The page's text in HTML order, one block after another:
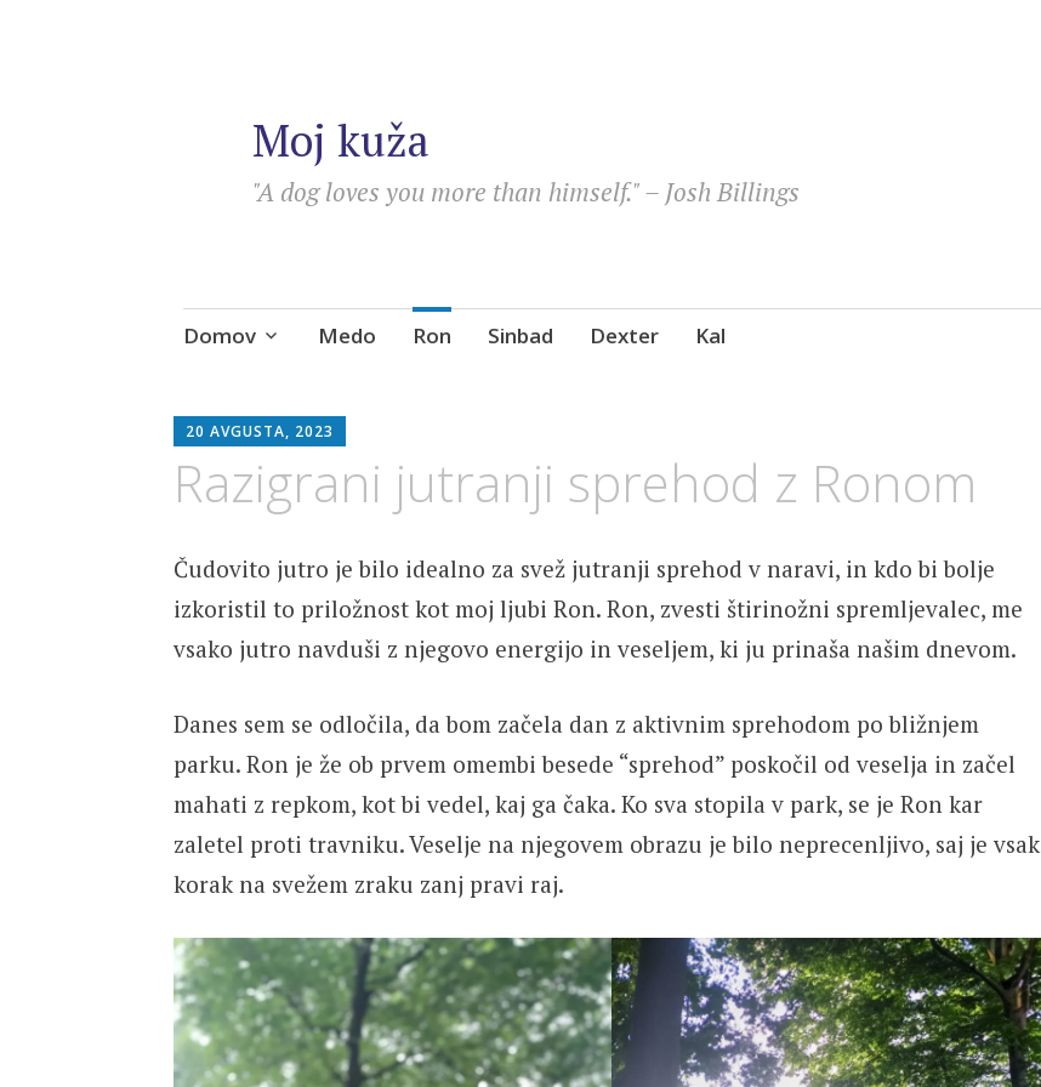
Moj kuža
"A dog loves you more than himself." – Josh Billings
Skip
Domov Medo Ron Sinbad Dexter Kal
20 AVGUSTA, 2023
Razigrani jutranji sprehod z Ronom
Čudovito jutro je bilo idealno za svež jutranji sprehod v naravi, in kdo bi bolje
izkoristil to priložnost kot moj ljubi Ron. Ron, zvesti štirinožni spremljevalec, me
vsako jutro navduši z njegovo energijo in veseljem, ki ju prinaša našim dnevom.
Danes sem se odločila, da bom začela dan z aktivnim sprehodom po bližnjem
parku. Ron je že ob prvem omembi besede “sprehod” poskočil od veselja in začel
mahati z repkom, kot bi vedel, kaj ga čaka. Ko sva stopila v park, se je Ron kar
zaletel proti travniku. Veselje na njegovem obrazu je bilo neprecenljivo, saj je vsak
korak na svežem zraku zanj pravi raj.